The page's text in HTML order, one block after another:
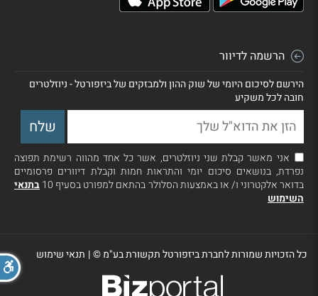
הרשמה לדיוור
הירשם לסיכום היומי של שוק ההון ולמבזקים של ביזפורטל - ניוזלטרים
חובה לכל משקיע
אני מאשר קבלת שני ניוזלטרים, אשר כל אחד מהווה רשימת תפוצה
נפרדת, בנושאים סיכום יומי והתראות חמות וקבלת דיוורים פרסומיים
בדואר אלקטרוני ו/ או באמצעות הסלולר בהתאם למפורט בסעיף 10
בתנאי
השימוש
כל הזכויות שמורות לחברת ביזפורטל תקשורת בע"מ ©| תנאי שימוש